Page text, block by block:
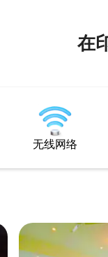
在
无线网络